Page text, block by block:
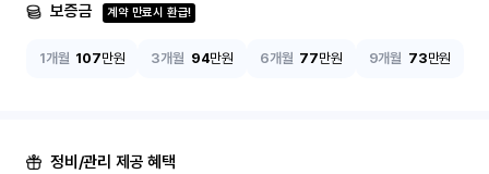
보증금 계약 만료시 환급!
1개월 107만원 3개월 94만원 6개월 77만원 9개월 73만원
정비/관리 제공 혜택